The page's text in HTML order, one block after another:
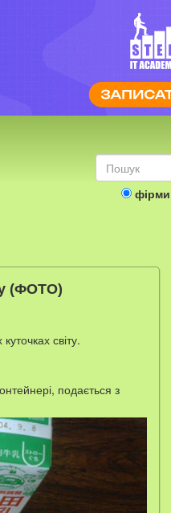
фірми
(ФОТО)
світу.
подається з